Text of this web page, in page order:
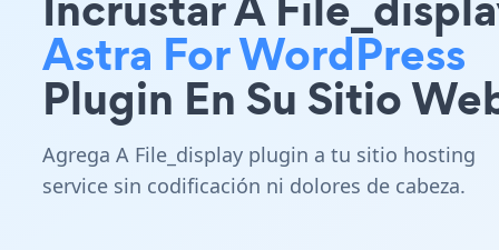
Astra For WordPress
Plugin En Su Sitio
Agrega A File_display plugin a tu sitio hosting
service sin codificación ni dolores de cabeza.